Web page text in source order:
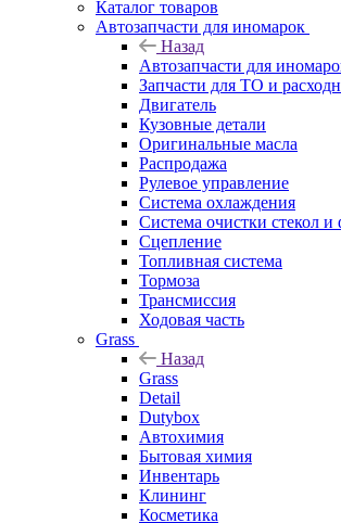
Каталог товаров
Автозапчасти для иномарок
Назад
Автозапчасти для
Запчасти для ТО и
Двигатель
Кузовные детали
Оригинальные масла
Распродажа
Рулевое управление
Система охлаждения
Система очистки стекол и
Сцепление
Топливная система
Тормоза
Трансмиссия
Ходовая часть
Grass
Назад
Grass
Detail
Dutybox
Автохимия
Бытовая химия
Инвентарь
Клининг
Косметика